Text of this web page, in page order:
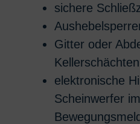
sichere
Gitter oder
elektronische
Scheinwerfer